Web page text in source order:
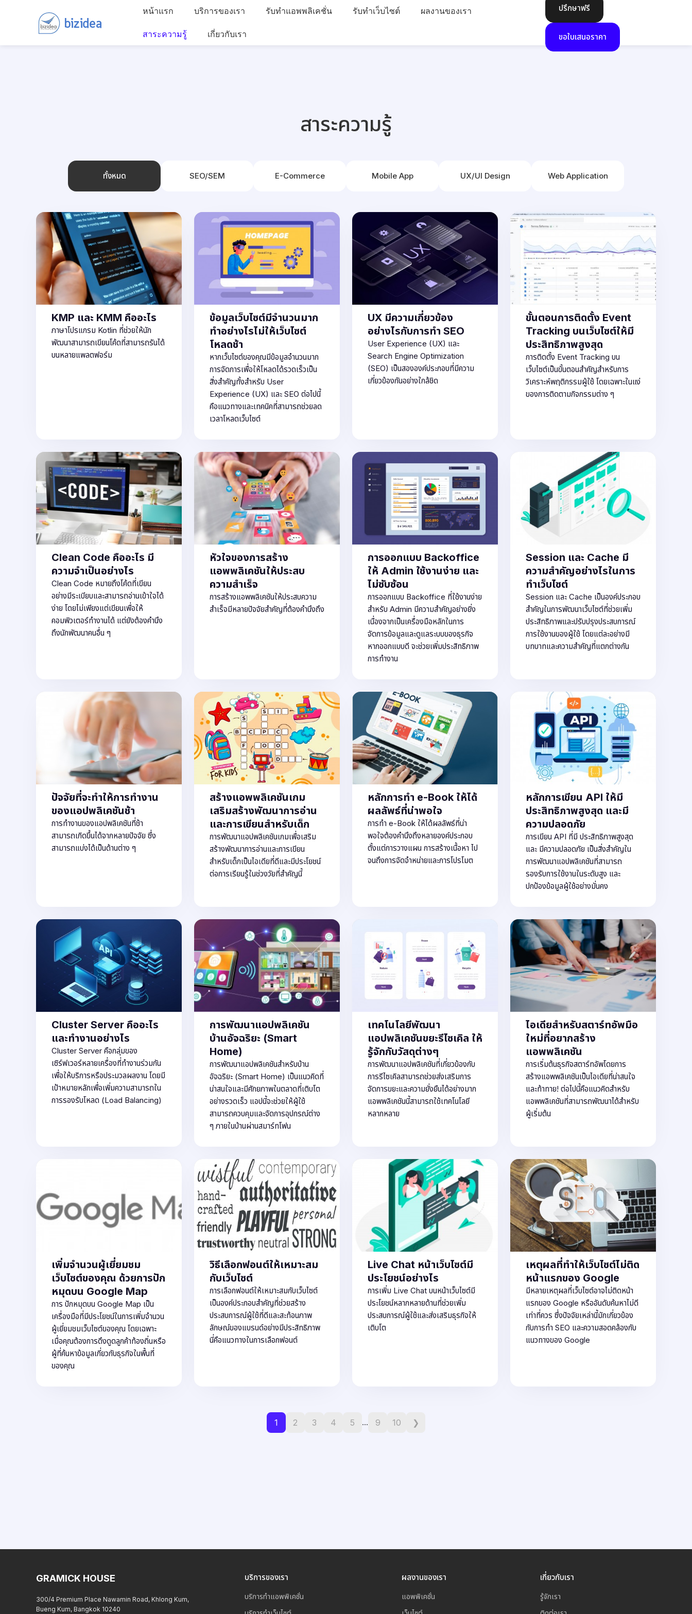
หน้าแรก บริการของเรา รับทำแอพพลิเคชั่น รับทำเว็บไซต์
ผลงานของเรา
สาระความรู้
เกี่ยวกับเรา
ปรึกษาฟรี
ขอใบเสนอราคา
สาระความรู้
ทั้งหมด SEO/SEM E-Commerce Mobile App UX/UI Design Web Application
KMP และ KMM คืออะไร
ภาษาโปรแกรม Kotlin ที่ช่วยให้นัก
พัฒนาสามารถเขียนโค้ดที่สามารถรันได้
บนหลายแพลตฟอร์ม
ข้อมูลเว็บไซต์มีจำนวนมาก
ทำอย่างไรไม่ให้เว็บไซต์
โหลดช้า
หากเว็บไซต์ของคุณมีข้อมูลจำนวนมาก
การจัดการเพื่อให้โหลดได้รวดเร็วเป็น
สิ่งสำคัญทั้งสำหรับ User
Experience (UX) และ SEO ต่อไปนี้
คือแนวทางและเทคนิคที่สามารถช่วยลด
เวลาโหลดเว็บไซต์
UX มีความเกี่ยวข้อง
อย่างไรกับการทำ SEO
User Experience (UX) และ
Search Engine Optimization
(SEO) เป็นสององค์ประกอบที่มีความ
เกี่ยวข้องกันอย่างใกล้ชิด
ขั้นตอนการติดตั้ง Event
Tracking บนเว็บไซต์ให้มี
ประสิทธิภาพสูงสุด
การติดตั้ง Event Tracking บน
เว็บไซต์เป็นขั้นตอนสำคัญสำหรับการ
วิเคราะห์พฤติกรรมผู้ใช้ โดยเฉพาะในแง่
ของการติดตามกิจกรรมต่าง ๆ
Clean Code คืออะไร มี
ความจำเป็นอย่างไร
Clean Code หมายถึงโค้ดที่เขียน
อย่างมีระเบียบและสามารถอ่านเข้าใจได้
ง่าย โดยไม่เพียงแต่เขียนเพื่อให้
คอมพิวเตอร์ทำงานได้ แต่ยังต้องคำนึง
ถึงนักพัฒนาคนอื่น ๆ
หัวใจของการสร้าง
แอพพลิเคชันให้ประสบ
ความสำเร็จ
การสร้างแอพพลิเคชันให้ประสบความ
สำเร็จมีหลายปัจจัยสำคัญที่ต้องคำนึงถึง
การออกแบบ Backoffice
ให้ Admin ใช้งานง่าย และ
ไม่ซับซ้อน
การออกแบบ Backoffice ที่ใช้งานง่าย
สำหรับ Admin มีความสำคัญอย่างยิ่ง
เนื่องจากเป็นเครื่องมือหลักในการ
จัดการข้อมูลและดูแลระบบของธุรกิจ
หากออกแบบดี จะช่วยเพิ่มประสิทธิภาพ
การทำงาน
Session และ Cache มี
ความสำคัญอย่างไรในการ
ทำเว็บไซต์
Session และ Cache เป็นองค์ประกอบ
สำคัญในการพัฒนาเว็บไซต์ที่ช่วยเพิ่ม
ประสิทธิภาพและปรับปรุงประสบการณ์
การใช้งานของผู้ใช้ โดยแต่ละอย่างมี
บทบาทและความสำคัญที่แตกต่างกัน
ปัจจัยที่จะทำให้การทำงาน
ของแอปพลิเคชันช้า
การทำงานของแอปพลิเคชันที่ช้า
สามารถเกิดขึ้นได้จากหลายปัจจัย ซึ่ง
สามารถแบ่งได้เป็นด้านต่าง ๆ
สร้างแอพพลิเคชันเกม
เสริมสร้างพัฒนาการอ่าน
และการเขียนสำหรับเด็ก
การพัฒนาแอปพลิเคชันเกมเพื่อเสริม
สร้างพัฒนาการอ่านและการเขียน
สำหรับเด็กเป็นไอเดียที่ดีและมีประโยชน์
ต่อการเรียนรู้ในช่วงวัยที่สำคัญนี้
หลักการทำ e-Book ให้ได้
ผลลัพธ์ที่น่าพอใจ
การทำ e-Book ให้ได้ผลลัพธ์ที่น่า
พอใจต้องคำนึงถึงหลายองค์ประกอบ
ตั้งแต่การวางแผน การสร้างเนื้อหา ไป
จนถึงการจัดจำหน่ายและการโปรโมต
หลักการเขียน API ให้มี
ประสิทธิภาพสูงสุด และมี
ความปลอดภัย
การเขียน API ที่มี ประสิทธิภาพสูงสุด
และ มีความปลอดภัย เป็นสิ่งสำคัญใน
การพัฒนาแอปพลิเคชันที่สามารถ
รองรับการใช้งานในระดับสูง และ
ปกป้องข้อมูลผู้ใช้อย่างมั่นคง
Cluster Server คืออะไร
และทำงานอย่างไร
Cluster Server คือกลุ่มของ
เซิร์ฟเวอร์หลายเครื่องที่ทำงานร่วมกัน
เพื่อให้บริการหรือประมวลผลงาน โดยมี
เป้าหมายหลักเพื่อเพิ่มความสามารถใน
การรองรับโหลด (Load Balancing)
การพัฒนาแอปพลิเคชัน
บ้านอัจฉริยะ (Smart
Home)
การพัฒนาแอปพลิเคชันสำหรับบ้าน
อัจฉริยะ (Smart Home) เป็นแนวคิดที่
น่าสนใจและมีศักยภาพในตลาดที่เติบโต
อย่างรวดเร็ว แอปนี้จะช่วยให้ผู้ใช้
สามารถควบคุมและจัดการอุปกรณ์ต่าง
ๆ ภายในบ้านผ่านสมาร์ทโฟน
เทคโนโลยีพัฒนา
แอปพลิเคชันขยะรีไซเคิล ให้
รู้จักกับวัสดุต่างๆ
การพัฒนาแอปพลิเคชันที่เกี่ยวข้องกับ
การรีไซเคิลสามารถช่วยส่งเสริมการ
จัดการขยะและความยั่งยืนได้อย่างมาก
แอพพลิเคชันนี้สามารถใช้เทคโนโลยี
หลากหลาย
ไอเดียสำหรับสตาร์ทอัพมือ
ใหม่ที่อยากสร้าง
แอพพลิเคชัน
การเริ่มต้นธุรกิจสตาร์ทอัพโดยการ
สร้างแอพพลิเคชันเป็นไอเดียที่น่าสนใจ
และท้าทาย! ต่อไปนี้คือแนวคิดสำหรับ
แอพพลิเคชันที่สามารถพัฒนาได้สำหรับ
ผู้เริ่มต้น
เพิ่มจำนวนผู้เยี่ยมชม
เว็บไซต์ของคุณ ด้วยการปัก
หมุดบน Google Map
การ ปักหมุดบน Google Map เป็น
เครื่องมือที่มีประโยชน์ในการเพิ่มจำนวน
ผู้เยี่ยมชมเว็บไซต์ของคุณ โดยเฉพาะ
เมื่อคุณต้องการดึงดูดลูกค้าท้องถิ่นหรือ
ผู้ที่ค้นหาข้อมูลเกี่ยวกับธุรกิจในพื้นที่
ของคุณ
วิธีเลือกฟอนต์ให้เหมาะสม
กับเว็บไซต์
การเลือกฟอนต์ให้เหมาะสมกับเว็บไซต์
เป็นองค์ประกอบสำคัญที่ช่วยสร้าง
ประสบการณ์ผู้ใช้ที่ดีและสะท้อนภาพ
ลักษณ์ของแบรนด์อย่างมีประสิทธิภาพ
นี่คือแนวทางในการเลือกฟอนต์
Live Chat หน้าเว็บไซต์มี
ประโยชน์อย่างไร
การเพิ่ม Live Chat บนหน้าเว็บไซต์มี
ประโยชน์หลากหลายด้านที่ช่วยเพิ่ม
ประสบการณ์ผู้ใช้และส่งเสริมธุรกิจให้
เติบโต
เหตุผลที่ทำให้เว็บไซต์ไม่ติด
หน้าแรกของ Google
มีหลายเหตุผลที่เว็บไซต์อาจไม่ติดหน้า
แรกของ Google หรืออันดับค้นหาไม่ดี
เท่าที่ควร ซึ่งปัจจัยเหล่านี้มักเกี่ยวข้อง
กับการทำ SEO และความสอดคล้องกับ
แนวทางของ Google
1 2 3 4 5 ... 9 10 ❯
GRAMICK HOUSE
300/4 Premium Place Nawamin Road, Khlong Kum,
Bueng Kum, Bangkok 10240
บริการของเรา
บริการทำแอพพิเคชั่น
ผลงานของเรา
แอพพิเคชั่น
เกี่ยวกับเรา
รู้จักเรา